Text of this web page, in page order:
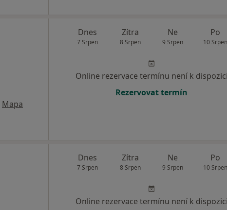
Mapa
Dnes
7 Srpen
Zítra
8 Srpen
Ne
9 Srpen
Po
10 Srpen
Online rezervace termínu není k dispozici
Rezervovat termín
Dnes
7 Srpen
Zítra
8 Srpen
Ne
9 Srpen
Po
10 Srpen
Online rezervace termínu není k dispozici